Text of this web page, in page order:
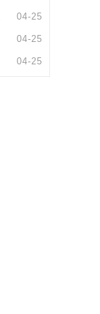
04-25
04-25
04-25